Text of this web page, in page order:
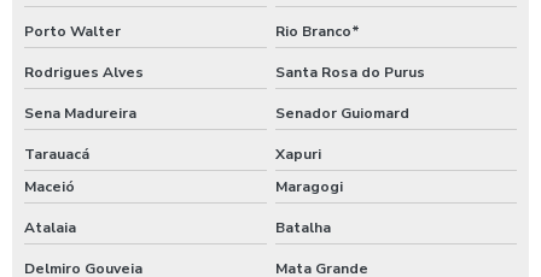
Porto Walter Rio Branco*
Rodrigues Alves Santa Rosa do Purus
Sena Madureira Senador Guiomard
Tarauacá
Xapuri
Maceió
Maragogi
Atalaia Batalha
Delmiro Gouveia Mata Grande